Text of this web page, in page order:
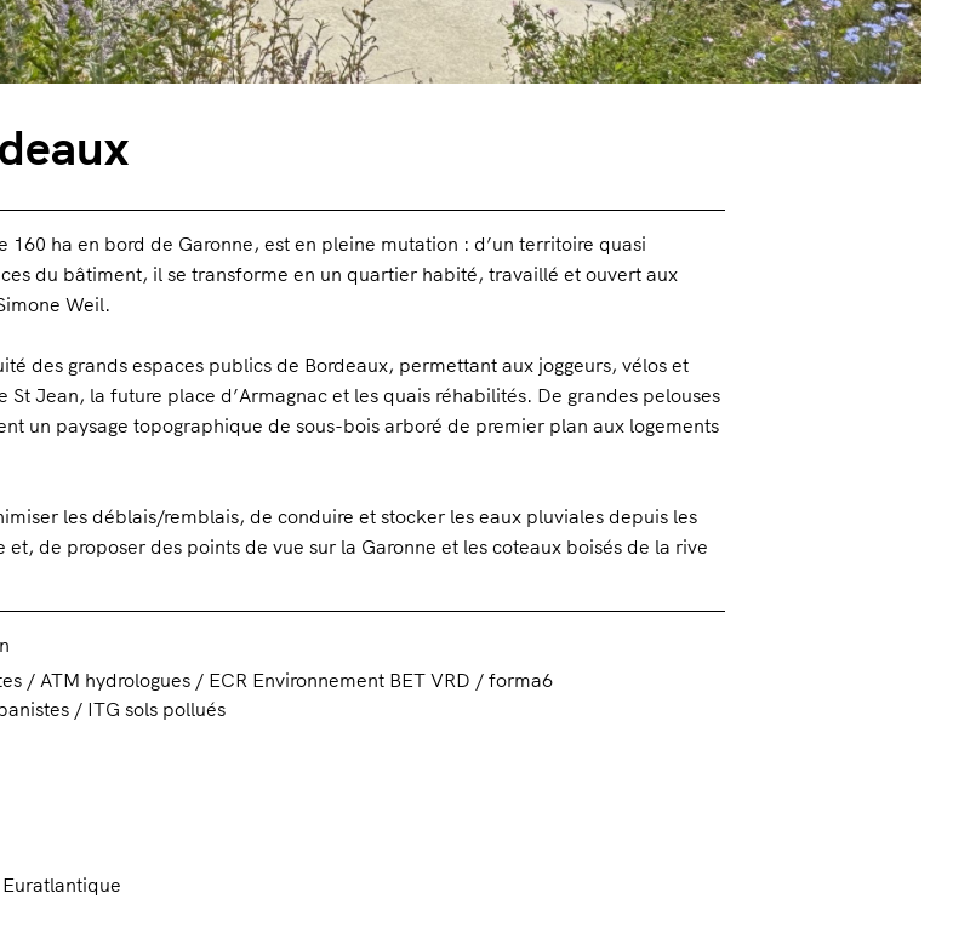
ha en bord de Garonne, est en pleine mutation : d’un territoire quasi
du bâtiment, il se transforme en un quartier habité, travaillé et ouvert aux
Weil.
des grands espaces publics de Bordeaux, permettant aux joggeurs, vélos et
Jean, la future place d’Armagnac et les quais réhabilités. De grandes pelouses
un paysage topographique de sous-bois arboré de premier plan aux logements
les déblais/remblais, de conduire et stocker les eaux pluviales depuis les
de proposer des points de vue sur la Garonne et les coteaux boisés de la rive
/ ATM hydrologues / ECR Environnement BET VRD / forma6
/ ITG sols pollués
Euratlantique